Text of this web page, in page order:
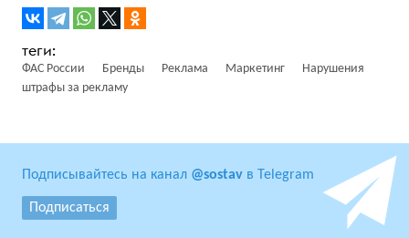
ФАС России Бренды Реклама Маркетинг
Нарушения
штрафы за рекламу
Подписывайтесь на канал @sostav в Telegram
Подписаться